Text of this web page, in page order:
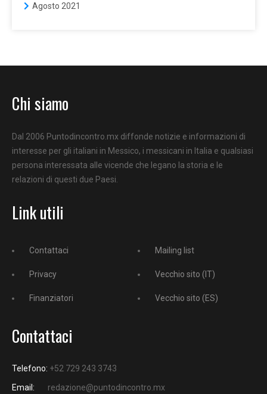
Agosto 2021
Chi siamo
Dal 2006 Puntodincontro.mx diffonde notizie e informazioni di
interesse per gli italiani in Messico, i messicani in Italia e qualsiasi
persona interessata alle vicende che legano la storia e le
relazioni di questi due Paesi.
Link utili
Contattaci
Privacy
Finanziatori
Mailing list
Vecchio sito (IT)
Vecchio sito (ES)
Contattaci
Telefono: +52 729 243 3743
Email:
redazione@puntodincontro.mx